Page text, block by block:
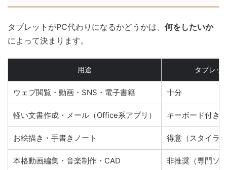
タブレットがPC代わりになるかどうかは、 何をしたいか
によって決まります。
用途 タブレッ
ウェブ閲覧・動画・SNS・電子書籍 十分
軽い文書作成・メール（Office系アプリ） キーボード付き
お絵描き・手書きノート 得意（スタイラ
本格動画編集・音楽制作・CAD 非推奨（専門ソ